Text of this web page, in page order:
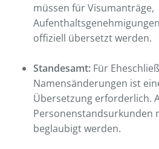
müssen für Visumanträge,
offiziell übersetzt werden.
Standesamt: Für
Namensänderungen ist
Übersetzung erforderlich.
Personenstandsurkunden
beglaubigt werden.